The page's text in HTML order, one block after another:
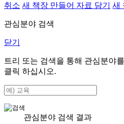
취소 새 책장 만들어 자료 담기 새
관심분야 검색
닫기
트리 또는 검색을 통해 관심분야
클릭 하십시오.
관심분야 검색 결과